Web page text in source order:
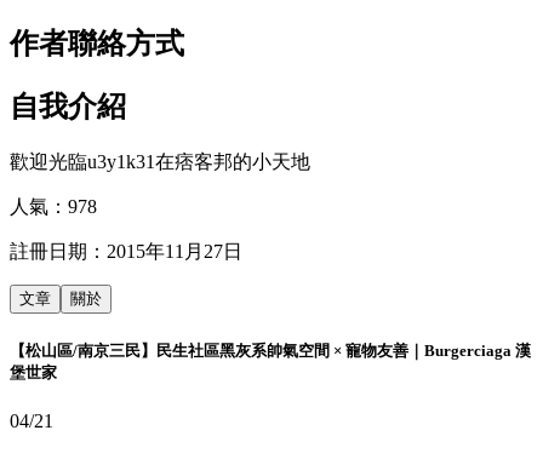
作者聯絡方式
自我介紹
歡迎光臨u3y1k31在痞客邦的小天地
人氣： 978
註冊日期： 2015年11月27日
文章 關於
【松山區/南京三民】民生社區黑灰系帥氣空間 × 寵物友善｜Burgerciaga 漢
堡世家
04/21